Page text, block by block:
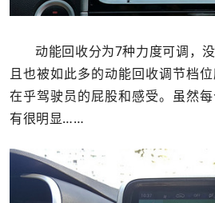
动能回收分为7种力度可调，
且也被如此多的动能回收调节档
在乎驾驶员的屁股和感受。虽然
有很明显……